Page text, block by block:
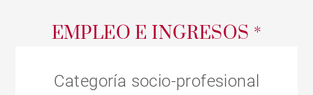
EMPLEO E INGRESOS *
Categoría socio-profesional